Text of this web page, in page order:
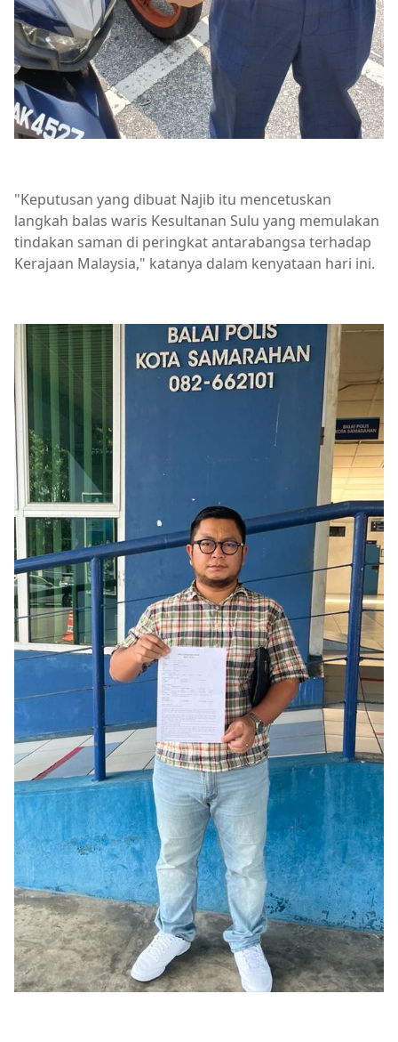
"Keputusan yang dibuat Najib itu mencetuskan
langkah balas waris Kesultanan Sulu yang memulakan
tindakan saman di peringkat antarabangsa terhadap
Kerajaan Malaysia," katanya dalam kenyataan hari ini.